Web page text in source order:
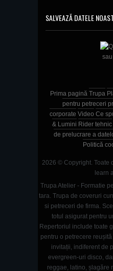
SALVEAZĂ DATELE
sau
Prima pagină Trupa
pentru petreceri
corporate Video Ce
& Lumini Rider tehnic
de prelucrare a
Politică
2026 © Copyright. Toate
learn
Trupa Atelier - Formatie
tara. Trupa de coveruri
si petreceri de firma.
totul asigurat pentru
Repertoriul include toate
pentru o petrecere
invitații, indiferent de
evergreen-uri disco,
reggae, latino, șlagăre